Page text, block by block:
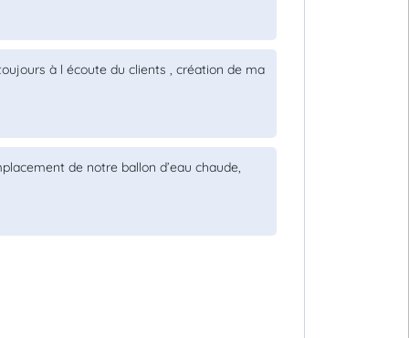
à l écoute du clients , création de ma
de notre ballon d’eau chaude,